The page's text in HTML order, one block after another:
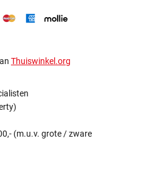
Thuiswinkel.org
(m.u.v. grote / zware